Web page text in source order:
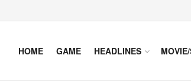
HOME GAME HEADLINES